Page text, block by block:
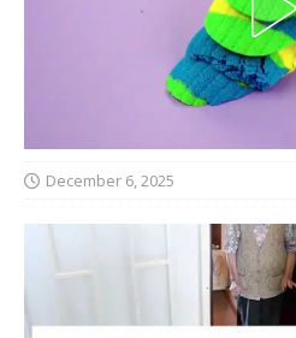
December 6, 2025